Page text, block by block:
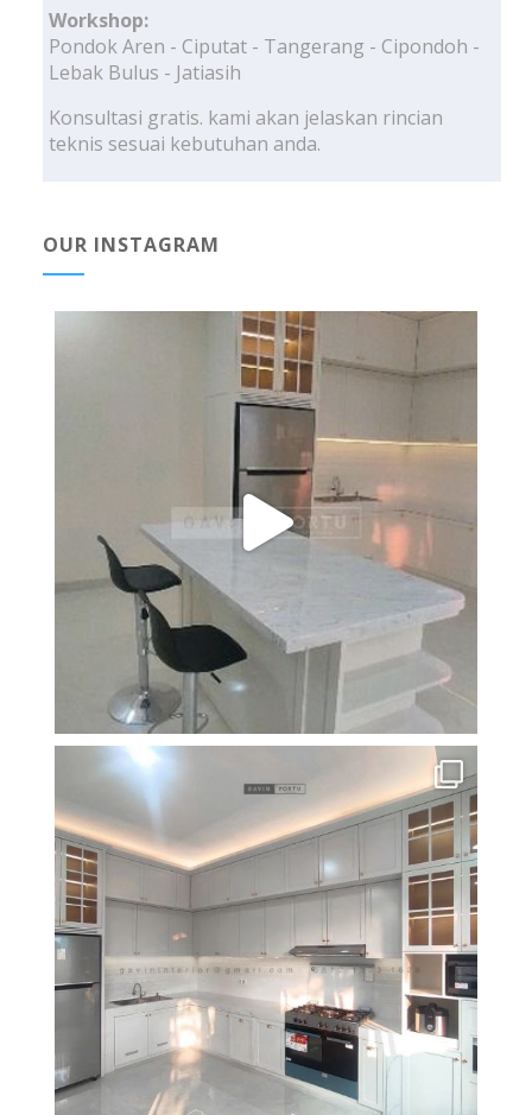
Workshop:
Pondok Aren - Ciputat - Tangerang - Cipondoh -
Lebak Bulus - Jatiasih
Konsultasi gratis. kami akan jelaskan rincian
teknis sesuai kebutuhan anda.
OUR INSTAGRAM